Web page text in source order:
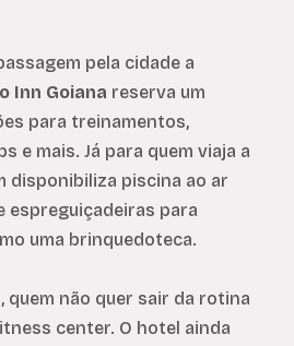
pela cidade a
Inn Goiana reserva um
para treinamentos,
e mais. Já para quem viaja a
disponibiliza piscina ao ar
espreguiçadeiras para
uma brinquedoteca.
quem não quer sair da rotina
center. O hotel ainda